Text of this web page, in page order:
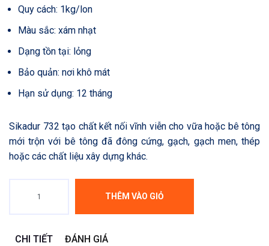
Quy cách: 1kg/lon
Màu sắc: xám nhạt
Dạng tồn tại: lỏng
Bảo quản: nơi khô mát
Hạn sử dụng: 12 tháng
Sikadur 732 tạo chất kết nối vĩnh viễn cho vữa hoặc bê tông
mới trộn với bê tông đã đông cứng, gạch, gạch men, thép
hoặc các chất liệu xây dựng khác.
THÊM VÀO GIỎ
CHI TIẾT ĐÁNH GIÁ